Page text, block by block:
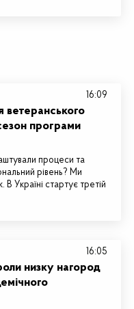
ветеранського
програми
процеси та
рівень? Ми
Україні стартує третій
16:09
низку нагород
16:05